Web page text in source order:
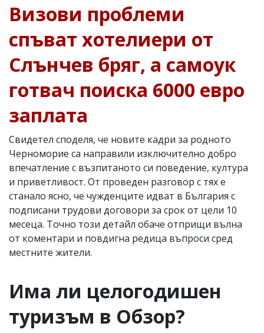
Визови проблеми
спъват хотелиери от
Слънчев бряг, а самоук
готвач поиска 6000 евро
заплата
Свидетел споделя, че новите кадри за родното
Черноморие са направили изключително добро
впечатление с възпитаното си поведение, култура
и приветливост. От проведен разговор с тях е
станало ясно, че чужденците идват в България с
подписани трудови договори за срок от цели 10
месеца. Точно този детайл обаче отприщи вълна
от коментари и повдигна редица въпроси сред
местните жители.
Има ли целогодишен
туризъм в Обзор?